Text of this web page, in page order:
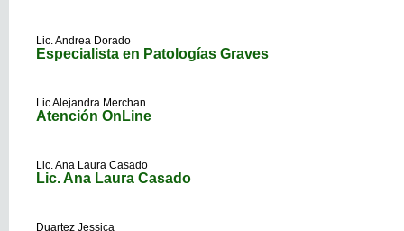
Lic. Andrea Dorado
Especialista en Patologías Graves
Lic Alejandra Merchan
Atención OnLine
Lic. Ana Laura Casado
Lic. Ana Laura Casado
Duartez Jessica